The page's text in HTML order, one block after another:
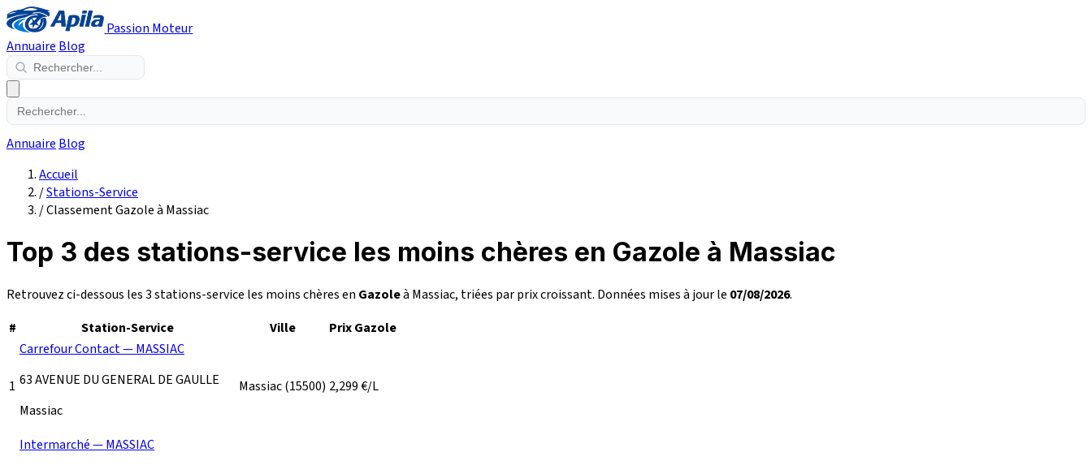
Passion Moteur
Annuaire Blog
Annuaire Blog
Accueil
/Stations-Service
/Classement Gazole à Massiac
Top 3 des stations-service les moins chères en Gazole à Massiac
Retrouvez ci-dessous les 3 stations-service les moins chères en Gazoleà Massiac, triées par prix croissant. Données mises à jour le 07/08/2026.
#
Station-Service Ville Prix Gazole
1
Carrefour Contact — MASSIAC
63 AVENUE DU GENERAL DE GAULLE
Massiac
Massiac(15500) 2,299€/L
Intermarché — MASSIAC